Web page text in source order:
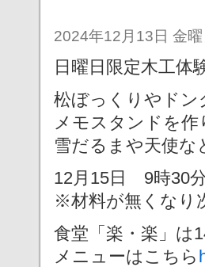
2024年12月13日 金曜
日曜日限定木工体
松ぼっくりやドン
メモスタンドを作
雪だるまや天使な
12月15日 9時30
※材料が無くなり
食堂「楽・楽」は
メニューはこちら